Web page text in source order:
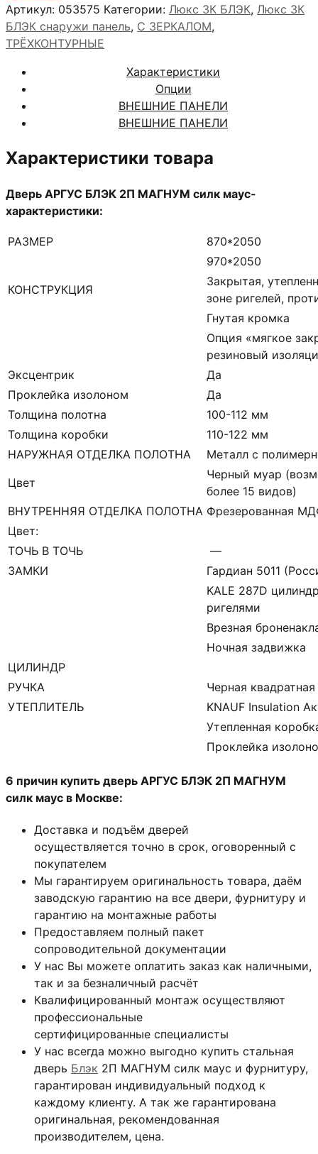
БЛЭК
2П
МАГНУМ
маус
Артикул: 053575 Категории: Люкс 3К БЛЭК, Люкс 3К
БЛЭК снаружи панель, С ЗЕРКАЛОМ,
ТРЁХКОНТУРНЫЕ
Характеристики
Опции
ВНЕШНИЕ ПАНЕЛИ
ВНЕШНИЕ ПАНЕЛИ
Характеристики товара
Дверь АРГУС БЛЭК 2П МАГНУМ силк маус-
характеристики:
РАЗМЕР
870*2050
970*2050
КОНСТРУКЦИЯ
Закрытая,
зоне ригелей,
Гнутая кромка
Опция «мягкое
резиновый
Эксцентрик
Да
Проклейка изолоном
Да
Толщина полотна
100-112 мм
Толщина коробки
110-122 мм
НАРУЖНАЯ ОТДЕЛКА ПОЛОТНА
Металл с
Цвет
Черный муар
более 15 видов)
ВНУТРЕННЯЯ ОТДЕЛКА ПОЛОТНА Фрезерованная
Цвет:
ТОЧЬ В ТОЧЬ
—
ЗАМКИ
Гардиан 5011
KALE 287D
ригелями
Врезная
Ночная задвижка
ЦИЛИНДР
РУЧКА
Черная
УТЕПЛИТЕЛЬ
KNAUF Insulation
Утепленная
Проклейка
6 причин купить дверь АРГУС БЛЭК 2П МАГНУМ
силк маус в Москве:
Доставка и подъём дверей
осуществляется точно в срок, оговоренный с
покупателем
Мы гарантируем оригинальность товара, даём
заводскую гарантию на все двери, фурнитуру и
гарантию на монтажные работы
Предоставляем полный пакет
сопроводительной документации
У нас Вы можете оплатить заказ как наличными,
так и за безналичный расчёт
Квалифицированный монтаж осуществляют
профессиональные
сертифицированные специалисты
У нас всегда можно выгодно купить стальная
дверь Блэк 2П МАГНУМ силк маус и фурнитуру,
гарантирован индивидуальный подход к
каждому клиенту. А так же гарантирована
оригинальная, рекомендованная
производителем, цена.